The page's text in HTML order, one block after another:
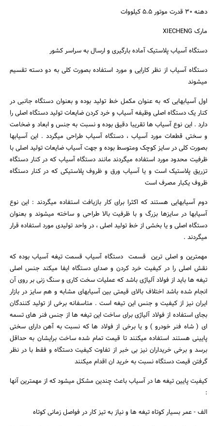
دهنه 30 قدرت موتور 5.5 کیلووات
مارک XIECHENG
دستگاه آسیاب پلاستیک آماده بارگیری و ارسال به سراسر کشور
دستگاه آسیاب از نظر کارایی و مورد استفاده بصورت کلی به دو دسته تقسیم
میشوند
اول آسیابهایی که به عنوان مکمل خط تولید بوده و بعنوان دستگاه جانبی در
کنار یک دستگاه اصلی وظیفه آسیاب و خرد کردن ضایعات تولید دستگاه اصلی را
دارد . این نوع آسیاب ها تقریبا دقیق بوده و نسبت به جنس و ابعاد و ضخامت
و سختی قطعات مورد آسیاب ، دستگاه آسیاب طراحی میگردد . این آسیابها
بصورت کلی در سایز کوچک ومتوسط بوده و جهت آسیاب ضایعات تولید اصلی با
ظرفیت محدود مورد استفاده میگردند مانند دستگاه آسیاب که در کنار دستگاه
تزریق پلاستیک است و یا آسیاب ورق و ظروف پلاستیکی که در کنار دستگاه
ظروف یکبار مصرف است
دوم آسیابهایی هستند که اکثرا برای کار بازیافت استفاده میگردند : این نوع
آسیابها در سایزها بزرگ و با ظرفیت بالا طراحی و ساخته میشوند و بعنوان
دستگاه اصلی و یا بخشی از خط تولید اصلی ، در واحد تولیدی مورد استفاده قرار
میگردند .
مهمترین و اصلی ترین قسمت دستگاه آسیاب قسمت تیغه آسیاب بوده که
نقش اصلی را در کیفیت خرد کردن و صدای دستگاه ایفا میکند جنس اصلی
تیغه ها باید از فولاد آلیاژی باشد که عملیات سخت کاری و سنگ زنی بر روی آن
انجام شده باشد اختلاف بالای قیمتی بین آسیابهای مشابه و هم سایز در بازار
ایران نیز از کیفیت و جنس این تیغه است . متاسفانه برخی از تولید کنندگان
بجای استفاده از فولاد آلیاژی برای ساخت این تیغه ها از جنس فنر های تسمه
ای ( شاه فنر خودرو ) و یا برخی از فولاد ها که نسبت به آهن دارای سختی
پایینی هستند استفاده میکنند تا قیمت تمام شده ساخت برایشان به حداقل
برسد و برخی خریداران نیز بی خبر از تفاوت کیفیت دستگاه و فقط با در نظر
گرفتن قیمت دستگاه نسبت به خرید ان اقدام میکنند
کیفیت پایین تیغه ها در آسیاب باعث چندین مشکل میشود که از مهمترین آنها
:
الف - عمر بسیار کوتاه تیغه ها و نیاز به تیز کار در فواصل زمانی کوتاه